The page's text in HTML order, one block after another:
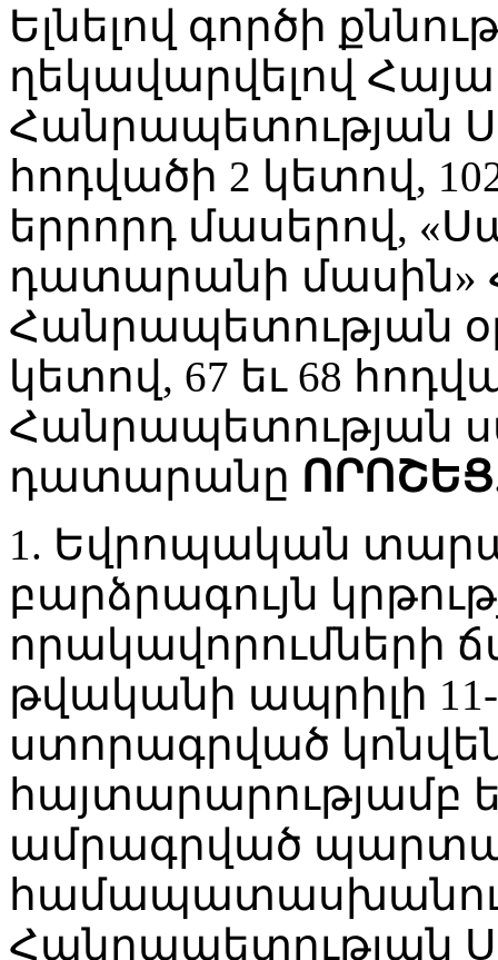
Ելնելով գործի
ղեկավարվելով
Հանրապետության
հոդվածի 2 կետով,
երրորդ մասերով,
դատարանի մասին»
Հանրապետության
կետով, 67 եւ 68
Հանրապետության
դատարանը ՈՐՈՇԵՑ
1. Եվրոպական
բարձրագույն
որակավորումների
թվականի ապրիլի
ստորագրված
հայտարարությամբ
ամրագրված
Հանրապետության